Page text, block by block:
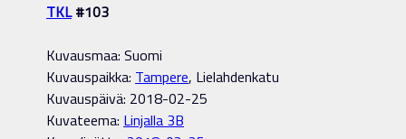
TKL#103
Kuvausmaa: Suomi
Kuvauspaikka: Tampere, Lielahdenkatu
Kuvauspäivä: 2018-02-25
Kuvateema: Linjalla 3B